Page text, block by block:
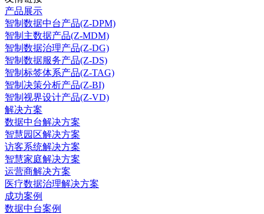
产品展示
智制数据中台产品(Z-DPM)
智制主数据产品(Z-MDM)
智制数据治理产品(Z-DG)
智制数据服务产品(Z-DS)
智制标签体系产品(Z-TAG)
智制决策分析产品(Z-BI)
智制视界设计产品(Z-VD)
解决方案
数据中台解决方案
智慧园区解决方案
访客系统解决方案
智慧家庭解决方案
运营商解决方案
医疗数据治理解决方案
成功案例
数据中台案例